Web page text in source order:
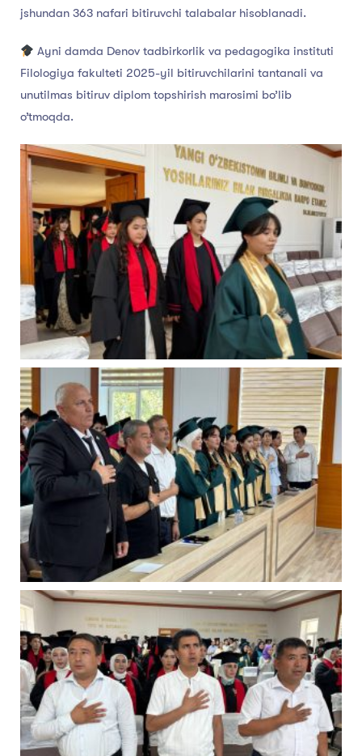
jshundan 363 nafari bitiruvchi talabalar hisoblanadi.
Ayni damda Denov tadbirkorlik va pedagogika instituti
Filologiya fakulteti 2025-yil bitiruvchilarini tantanali va
unutilmas bitiruv diplom topshirish marosimi bo’lib
o’tmoqda.